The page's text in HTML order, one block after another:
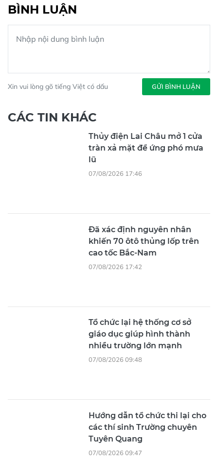
BÌNH LUẬN
Xin vui lòng gõ tiếng Việt có dấu GỬI BÌNH LUẬN
CÁC TIN KHÁC
Thủy điện Lai Châu mở 1 cửa
tràn xả mặt để ứng phó mưa
lũ
07/08/2026 17:46
Đã xác định nguyên nhân
khiến 70 ôtô thủng lốp trên
cao tốc Bắc-Nam
07/08/2026 17:42
Tổ chức lại hệ thống cơ sở
giáo dục giúp hình thành
nhiều trường lớn mạnh
07/08/2026 09:48
Hướng dẫn tổ chức thi lại cho
các thí sinh Trường chuyên
Tuyên Quang
07/08/2026 09:47